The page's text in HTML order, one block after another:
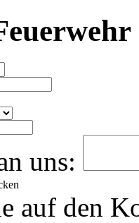
uns:
auf den